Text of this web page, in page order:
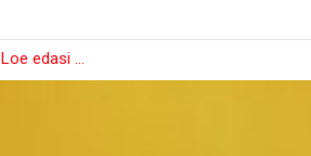
Loe edasi …